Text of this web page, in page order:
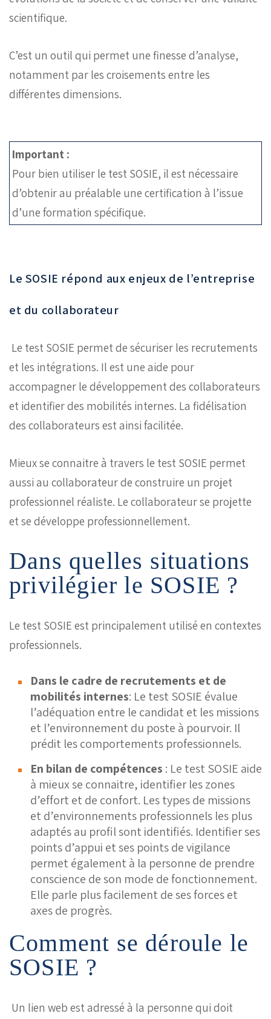
scientifique.
C’est un outil qui permet une finesse d’analyse,
notamment par les croisements entre les
différentes dimensions.
Important :
Pour bien utiliser le test SOSIE, il est nécessaire
d’obtenir au préalable une certification à l’issue
d’une formation spécifique.
Le SOSIE répond aux enjeux de l’entreprise
et du collaborateur
Le test SOSIE permet de sécuriser les recrutements
et les intégrations. Il est une aide pour
accompagner le développement des collaborateurs
et identifier des mobilités internes. La fidélisation
des collaborateurs est ainsi facilitée.
Mieux se connaitre à travers le test SOSIE permet
aussi au collaborateur de construire un projet
professionnel réaliste. Le collaborateur se projette
et se développe professionnellement.
Dans quelles situations
privilégier le SOSIE ?
Le test SOSIE est principalement utilisé en contextes
professionnels.
Dans le cadre de recrutements et de
mobilités internes: Le test SOSIE évalue
l’adéquation entre le candidat et les missions
et l’environnement du poste à pourvoir. Il
prédit les comportements professionnels.
En bilan de compétences : Le test SOSIE aide
à mieux se connaitre, identifier les zones
d’effort et de confort. Les types de missions
et d’environnements professionnels les plus
adaptés au profil sont identifiés. Identifier ses
points d’appui et ses points de vigilance
permet également à la personne de prendre
conscience de son mode de fonctionnement.
Elle parle plus facilement de ses forces et
axes de progrès.
Comment se déroule le
SOSIE ?
Un lien web est adressé à la personne qui doit